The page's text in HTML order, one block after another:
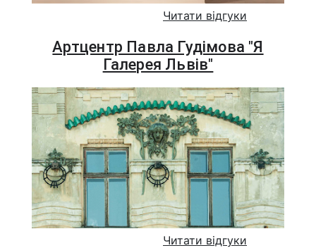
Читати відгуки
Артцентр Павла Гудімова "Я
Галерея Львів"
Читати відгуки